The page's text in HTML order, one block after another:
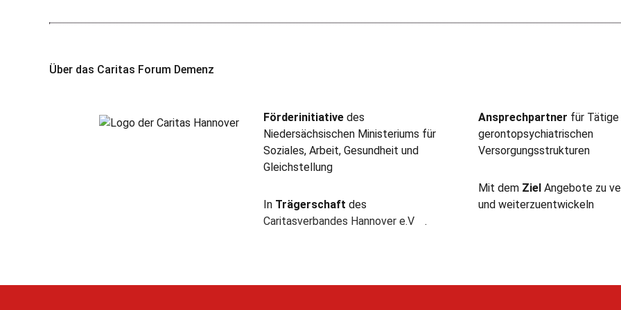
Über das Caritas Forum Demenz
Förderinitiativedes
Niedersächsischen Ministeriums für
Soziales, Arbeit, Gesundheit und
Gleichstellung
In Trägerschaftdes
Caritasverbandes Hannover e.V
.
Ansprechpartner für Tätige
gerontopsychiatrischen
Versorgungsstrukturen
Mit dem Ziel Angebote zu
und weiterzuentwickeln